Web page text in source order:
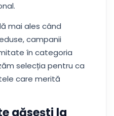
mai ales când
campanii
în categoria
selecția pentru ca
care merită
găsești la